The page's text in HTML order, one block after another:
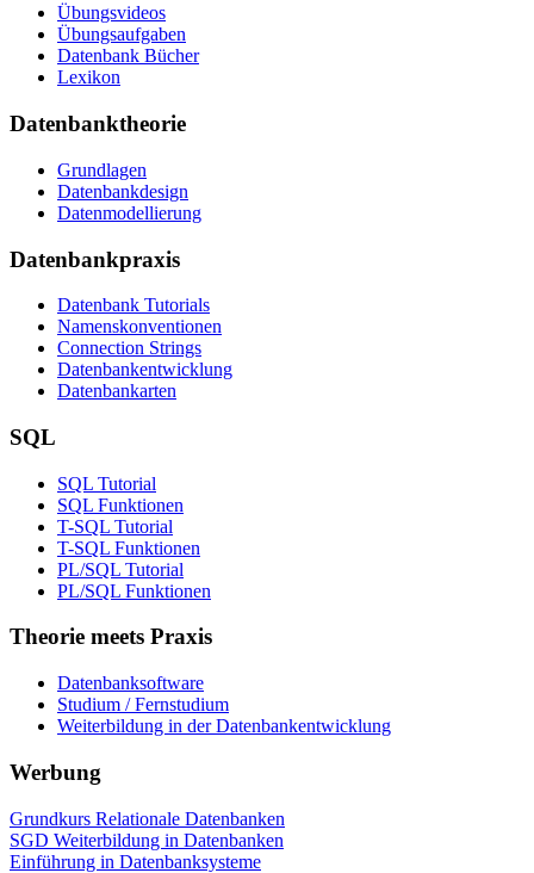
Übungsvideos
Übungsaufgaben
Datenbank Bücher
Lexikon
Datenbanktheorie
Grundlagen
Datenbankdesign
Datenmodellierung
Datenbankpraxis
Datenbank Tutorials
Namenskonventionen
Connection Strings
Datenbankentwicklung
Datenbankarten
SQL
SQL Tutorial
SQL Funktionen
T-SQL Tutorial
T-SQL Funktionen
PL/SQL Tutorial
PL/SQL Funktionen
Theorie meets Praxis
Datenbanksoftware
Studium / Fernstudium
Weiterbildung in der Datenbankentwicklung
Werbung
Grundkurs Relationale Datenbanken
SGD Weiterbildung in Datenbanken
Einführung in Datenbanksysteme